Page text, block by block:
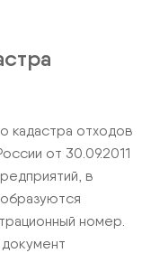
кадастра отходов
от 30.09.2011
в
номер.